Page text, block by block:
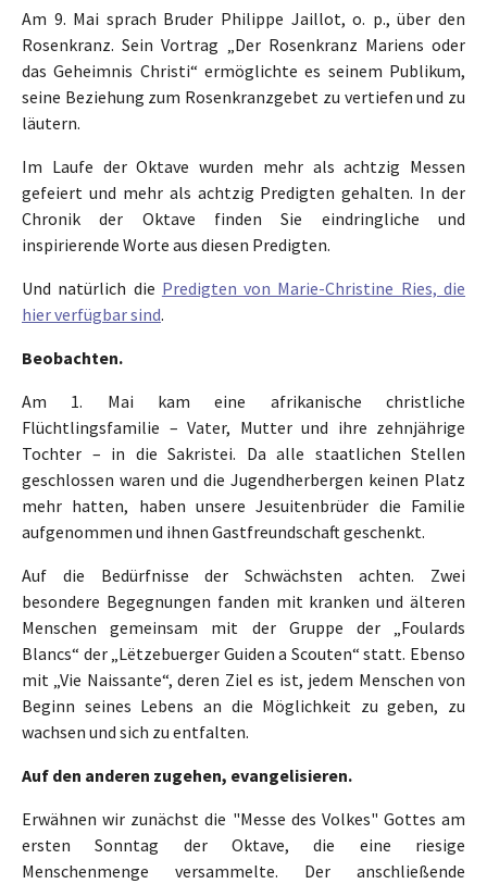
Am 9. Mai sprach Bruder Philippe Jaillot, o. p., über den
Rosenkranz. Sein Vortrag „Der Rosenkranz Mariens oder
das Geheimnis Christi“ ermöglichte es seinem Publikum,
seine Beziehung zum Rosenkranzgebet zu vertiefen und zu
läutern.
Im Laufe der Oktave wurden mehr als achtzig Messen
gefeiert und mehr als achtzig Predigten gehalten. In der
Chronik der Oktave finden Sie eindringliche und
inspirierende Worte aus diesen Predigten.
Und natürlich die Predigten von Marie-Christine Ries, die
hier verfügbar sind.
Beobachten.
Am 1. Mai kam eine afrikanische christliche
Flüchtlingsfamilie – Vater, Mutter und ihre zehnjährige
Tochter – in die Sakristei. Da alle staatlichen Stellen
geschlossen waren und die Jugendherbergen keinen Platz
mehr hatten, haben unsere Jesuitenbrüder die Familie
aufgenommen und ihnen Gastfreundschaft geschenkt.
Auf die Bedürfnisse der Schwächsten achten. Zwei
besondere Begegnungen fanden mit kranken und älteren
Menschen gemeinsam mit der Gruppe der „Foulards
Blancs“ der „Lëtzebuerger Guiden a Scouten“ statt. Ebenso
mit „Vie Naissante“, deren Ziel es ist, jedem Menschen von
Beginn seines Lebens an die Möglichkeit zu geben, zu
wachsen und sich zu entfalten.
Auf den anderen zugehen, evangelisieren.
Erwähnen wir zunächst die "Messe des Volkes" Gottes am
ersten Sonntag der Oktave, die eine riesige
Menschenmenge versammelte. Der anschließende